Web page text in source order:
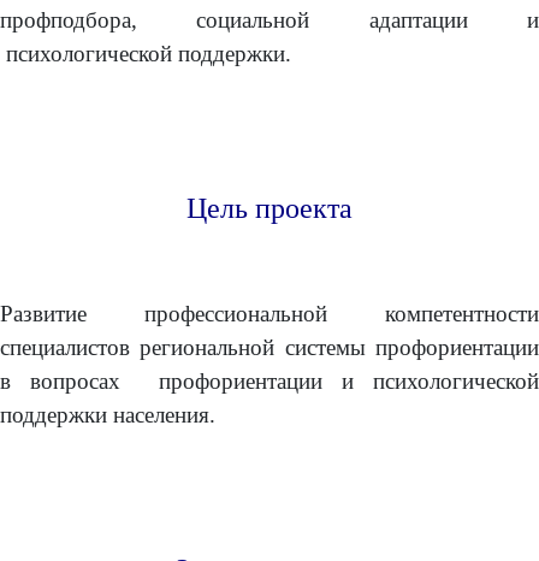
профподбора, социальной адаптации и
психологической поддержки.
Цель проекта
Развитие профессиональной компетентности
специалистов региональной системы профориентации
в вопросах профориентации и психологической
поддержки населения.